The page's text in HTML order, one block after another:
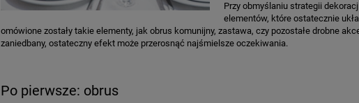
Przy obmyślaniu strategii
elementów, które ostatecznie
omówione zostały takie elementy, jak obrus komunijny, zastawa, czy pozostałe drobne
zaniedbany, ostateczny efekt może przerosnąć najśmielsze oczekiwania.
Po pierwsze: obrus